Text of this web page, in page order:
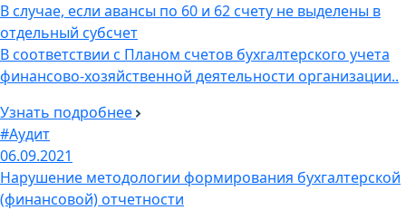
В случае, если авансы по 60 и 62 счету не выделены в
отдельный субсчет
В соответствии с Планом счетов бухгалтерского учета
финансово-хозяйственной деятельности организации..
Узнать подробнее
#Аудит
06.09.2021
Нарушение методологии формирования бухгалтерской
(финансовой) отчетности